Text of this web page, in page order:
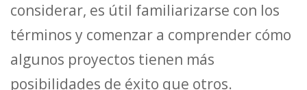
considerar, es útil familiarizarse con los
términos y comenzar a comprender cómo
algunos proyectos tienen más
posibilidades de éxito que otros.